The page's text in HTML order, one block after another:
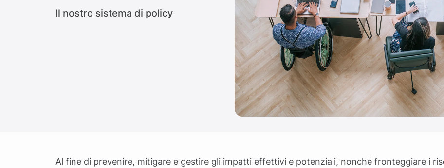
Il nostro sistema di policy
Al fine di prevenire, mitigare e gestire gli impatti effettivi e potenziali, nonché fronteggiare i